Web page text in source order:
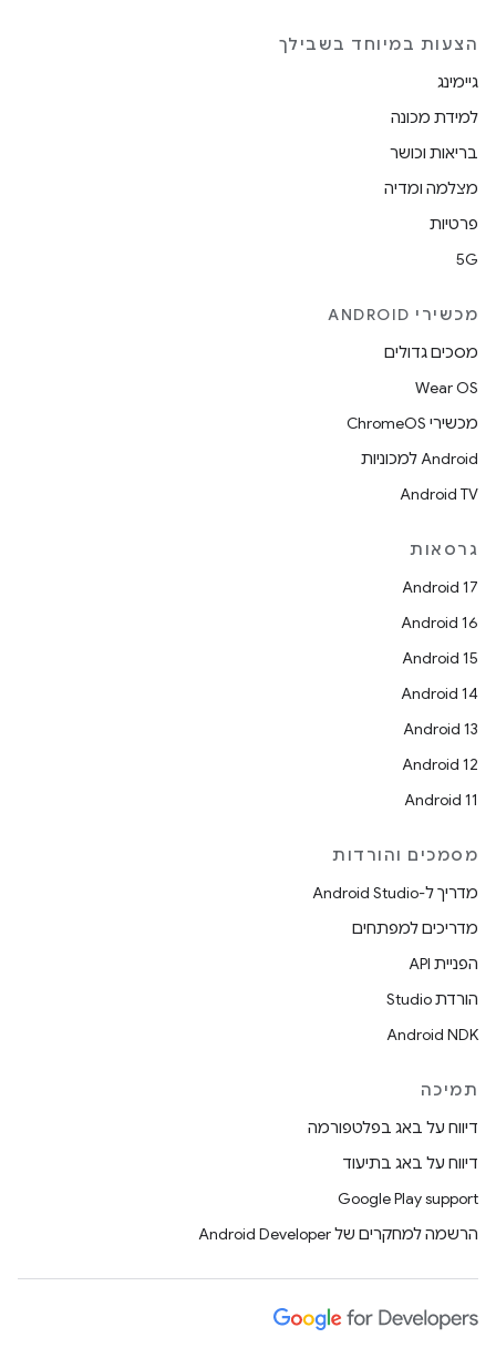
הצעות במיוחד בשבילך
גיימינג
למידת מכונה
בריאות וכושר
מצלמה ומדיה
פרטיות
5G
מכשירי ANDROID
מסכים גדולים
Wear OS
מכשירי ChromeOS
Android למכוניות
Android TV
גרסאות
Android 17
Android 16
Android 15
Android 14
Android 13
Android 12
Android 11
מסמכים והורדות
מדריך ל-Android Studio
מדריכים למפתחים
הפניית API
הורדת Studio
Android NDK
תמיכה
דיווח על באג בפלטפורמה
דיווח על באג בתיעוד
Google Play support
הרשמה למחקרים של Android Developer